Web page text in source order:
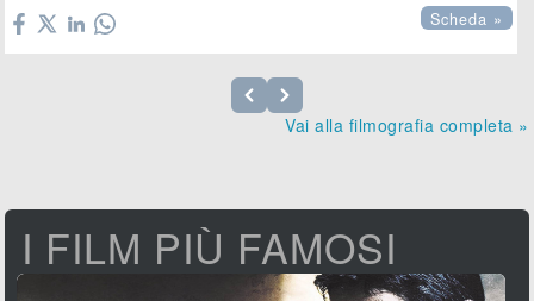
Scheda »
Vai alla filmografia completa »
I FILM PIÙ FAMOSI